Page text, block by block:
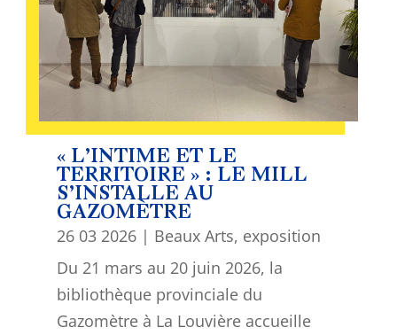
« L’INTIME ET LE
TERRITOIRE » : LE MILL
S’INSTALLE AU
GAZOMÈTRE
26 03 2026| Beaux Arts, exposition
Du 21 mars au 20 juin 2026, la
bibliothèque provinciale du
Gazomètre à La Louvière accueille